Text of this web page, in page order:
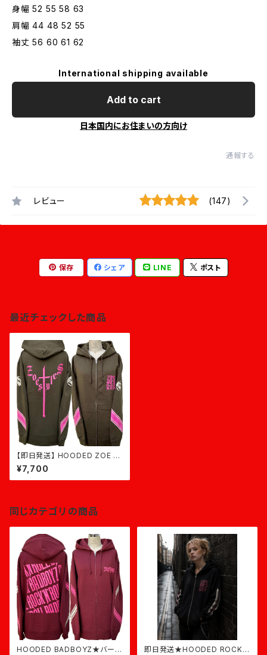
身幅 52 55 58 63
肩幅 44 48 52 55
袖丈 56 60 61 62
International shipping available
Add to cart
日本国内にお住まいの方向け
通報する
レビュー (147)
保存 シェア LINE ポスト
最近チェックした商品
【即日発送】 HOODED ZOE T
HE CROSS★オリーブ×ピンク
¥7,700
同じカテゴリの商品
HOODED BADBOYZ★バーガ
即日発送★HOODED ROCK★